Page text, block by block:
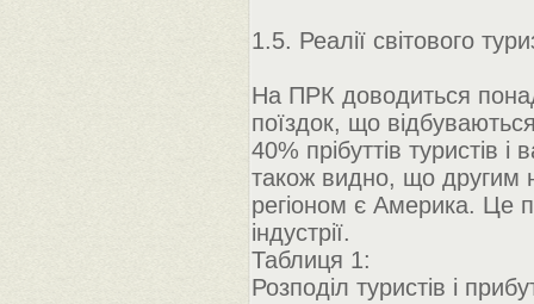
1.5. Реалії світового
На ПРК доводиться понад
поїздок, що
40% прібуттів туристів
також видно, що другим
регіоном є Америка. Це
індустрії.
Таблиця 1:
Розподіл туристів і